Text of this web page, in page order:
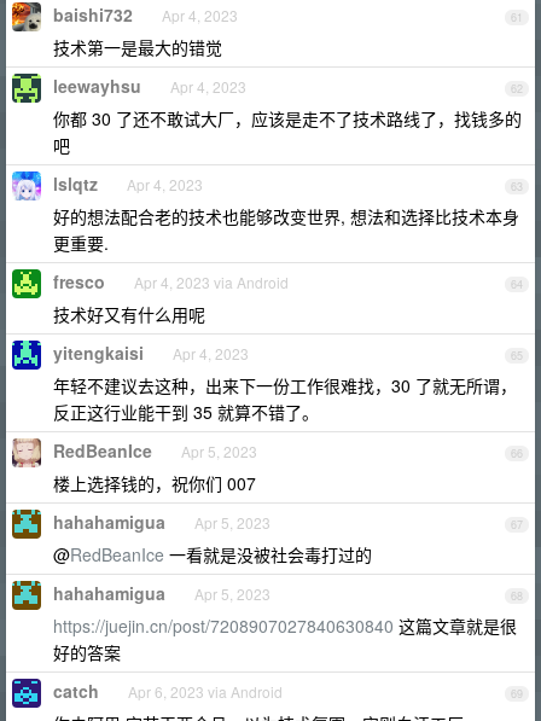
61
baishi732 Apr 4, 2023
技术第一是最大的错觉
62
leewayhsu Apr 4, 2023
你都 30 了还不敢试大厂，应该是走不了技术路线了，找钱多的
吧
63
lslqtz Apr 4, 2023
好的想法配合老的技术也能够改变世界, 想法和选择比技术本身
更重要.
64
fresco Apr 4, 2023 via Android
技术好又有什么用呢
65
yitengkaisi Apr 4, 2023
年轻不建议去这种，出来下一份工作很难找，30 了就无所谓，
反正这行业能干到 35 就算不错了。
66
RedBeanIce Apr 5, 2023
楼上选择钱的，祝你们 007
67
hahahamigua Apr 5, 2023
@RedBeanIce 一看就是没被社会毒打过的
68
hahahamigua Apr 5, 2023
https://juejin.cn/post/7208907027840630840 这篇文章就是很
好的答案
69
catch Apr 6, 2023 via Android